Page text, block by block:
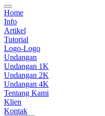
Home
Info
Artikel
Tutorial
Logo-Logo
Undangan
Undangan 1K
Undangan 2K
Undangan 4K
Tentang Kami
Klien
Kontak